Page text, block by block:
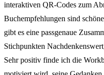
interaktiven QR-Codes zum
Buchempfehlungen sind
gibt es eine passgenaue
Stichpunkten
Sehr positiv finde ich die